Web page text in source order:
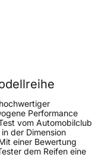
Performance
vom Automobilclub
der Dimension
einer Bewertung
dem Reifen eine